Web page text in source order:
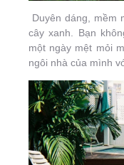
Duyên dáng, mềm
cây xanh. Bạn
một ngày mệt mỏi
ngôi nhà của mình